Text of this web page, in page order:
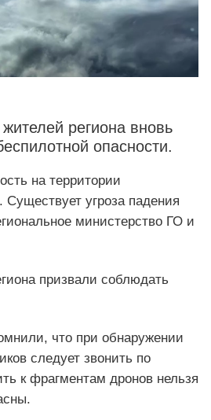
региона вновь
опасности.
на территории
Существует угроза падения
министерство ГО и
призвали соблюдать
что при обнаружении
следует звонить по
к фрагментам дронов нельзя